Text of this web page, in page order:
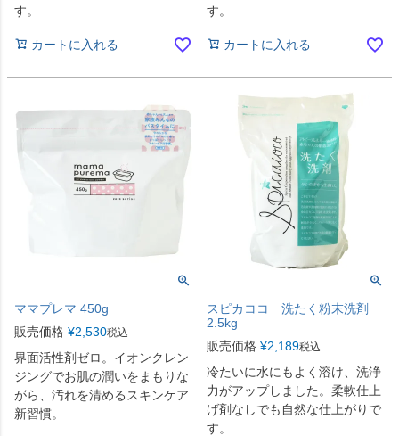
す。
カートに入れる
す。
カートに入れる
ママプレマ 450g
販売価格 ¥2,530税込
界面活性剤ゼロ。イオンクレン
ジングでお肌の潤いをまもりな
がら、汚れを清めるスキンケア
新習慣。
スピカココ 洗たく粉末洗剤
2.5kg
販売価格 ¥2,189税込
冷たいに水にもよく溶け、洗浄
力がアップしました。柔軟仕上
げ剤なしでも自然な仕上がりで
す。